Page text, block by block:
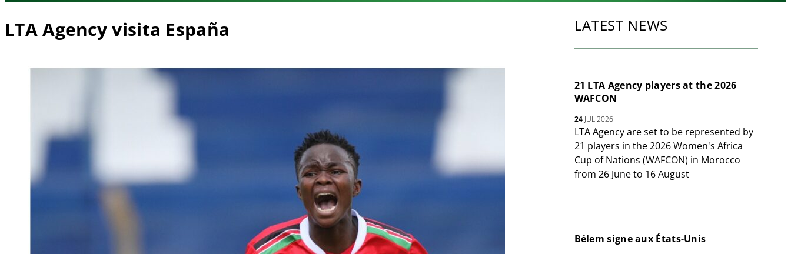
LTA Agency visita España LATEST NEWS
21 LTA Agency players at the 2026
WAFCON
24JUL 2026
LTA Agency are set to be represented by
21 players in the 2026 Women's Africa
Cup of Nations (WAFCON) in Morocco
from 26 June to 16 August
Bélem signe aux États-Unis